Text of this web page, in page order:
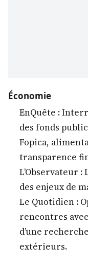
Économie
EnQuête :
des fonds
Fopica,
transparence
L’Observateur :
des enjeux de
Le Quotidien :
rencontres
d’une
extérieurs.